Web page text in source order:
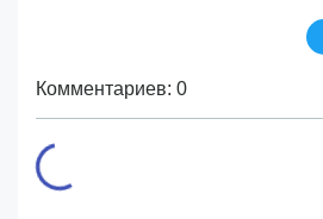
Комментариев: 0